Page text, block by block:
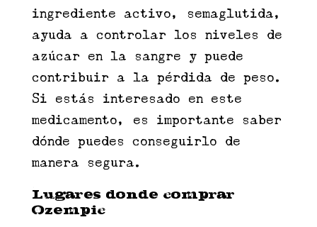
ingrediente activo, semaglutida,
ayuda a controlar los niveles de
azúcar en la sangre y puede
contribuir a la pérdida de peso.
Si estás interesado en este
medicamento, es importante saber
dónde puedes conseguirlo de
manera segura.
Lugares donde comprar
Ozempic